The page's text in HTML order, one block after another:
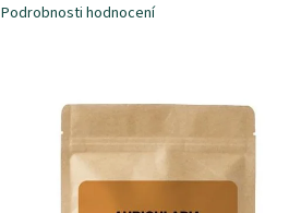
Podrobnosti hodnocení